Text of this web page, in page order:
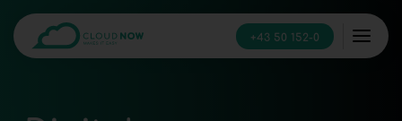
+43 50 152-0